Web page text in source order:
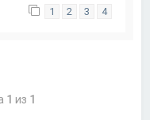
1 2 3 4
1 из 1